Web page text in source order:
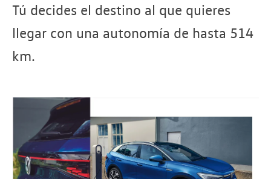
Tú decides el destino al que quieres
llegar con una autonomía de hasta 514
km.